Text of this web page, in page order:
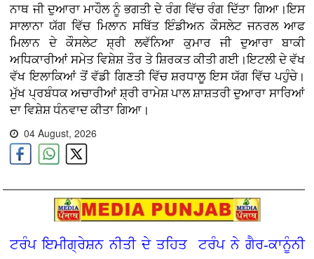
ਨਾਥ ਜੀ ਦੁਆਰਾ ਮਾਹੌਲ ਨੂੰ ਭਗਤੀ ਦੇ ਰੰਗ ਵਿੱਚ ਰੰਗ ਦਿੱਤਾ ਗਿਆ।ਇਸ
ਸਾਲਾਨਾ ਯੱਗ ਵਿੱਚ ਮਿਲਾਨ ਸਥਿੱਤ ਇੰਡੀਅਨ ਕੌਸਲੇਟ ਜਨਰਲ ਆਫ
ਮਿਲਾਨ ਦੇ ਕੌਸਲੇਟ ਸ਼੍ਰੀ ਲਵੱਨਿਆ ਕੁਮਾਰ ਜੀ ਦੁਆਰਾ ਬਾਕੀ
ਅਧਿਕਾਰੀਆਂ ਸਮੇਤ ਵਿਸ਼ੇਸ਼ ਤੌਰ ਤੇ ਸ਼ਿਰਕਤ ਕੀਤੀ ਗਈ।ਇਟਲੀ ਦੇ ਵੱਖ
ਵੱਖ ਇਲਾਕਿਆਂ ਤੋਂ ਵੱਡੀ ਗਿਣਤੀ ਵਿੱਚ ਸ਼ਰਧਾਲੂ ਇਸ ਯੱਗ ਵਿੱਚ ਪਹੁੰਚੇ।
ਮੁੱਖ ਪ੍ਰਬੰਧਕ ਅਚਾਰੀਆਂ ਸ਼੍ਰੀ ਰਾਮੇਸ਼ ਪਾਲ ਸ਼ਾਸ਼ਤਰੀ ਦੁਆਰਾ ਸਾਰਿਆਂ
ਦਾ ਵਿਸ਼ੇਸ਼ ਧੰਨਵਾਦ ਕੀਤਾ ਗਿਆ।
04 August, 2026
ਟਰੰਪ ਇਮੀਗ੍ਰੇਸ਼ਨ ਨੀਤੀ ਦੇ ਤਹਿਤ ਟਰੰਪ ਨੇ ਗੈਰ-ਕਾਨੂੰਨੀ